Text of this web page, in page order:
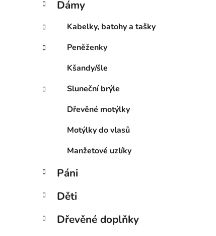
p
a
e
e
o
i
Dámy
Kabelky, batohy a tašky
Peněženky
Kšandy/šle
Sluneční brýle
Dřevěné motýlky
Motýlky do vlasů
Manžetové uzlíky
Páni
Děti
Dřevěné doplňky